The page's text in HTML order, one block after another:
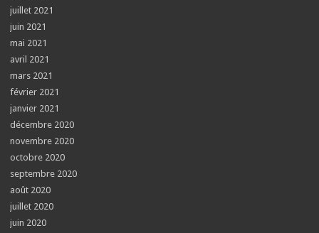
juillet 2021
juin 2021
mai 2021
avril 2021
mars 2021
février 2021
janvier 2021
décembre 2020
novembre 2020
octobre 2020
septembre 2020
août 2020
juillet 2020
juin 2020